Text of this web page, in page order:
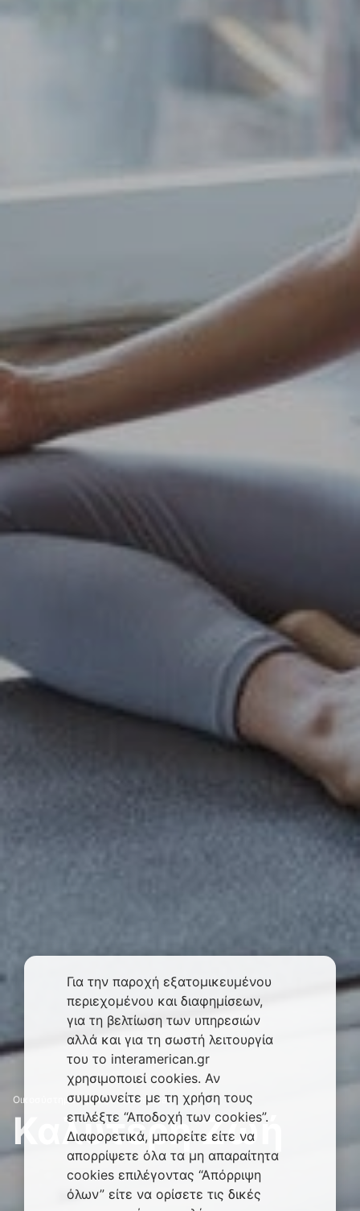
Οικοσύστημα Υγείας Interamerican
Καλύτερη Ζωή
Για την παροχή εξατομικευμένου
περιεχομένου και διαφημίσεων,
για τη βελτίωση των υπηρεσιών
αλλά και για τη σωστή λειτουργία
του το interamerican.gr
χρησιμοποιεί cookies. Αν
συμφωνείτε με τη χρήση τους
επιλέξτε “Αποδοχή των cookies”.
Διαφορετικά, μπορείτε είτε να
απορρίψετε όλα τα μη απαραίτητα
cookies επιλέγοντας “Απόρριψη
όλων” είτε να ορίσετε τις δικές